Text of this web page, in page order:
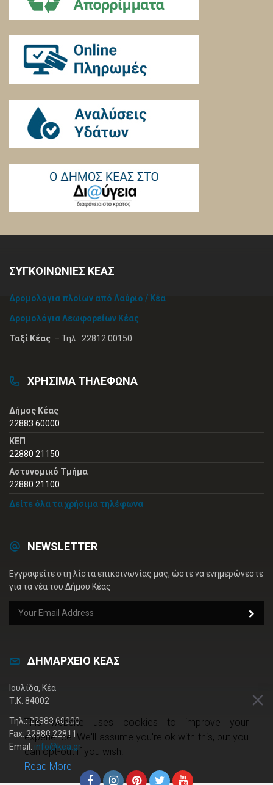
ΣΥΓΚΟΙΝΩΝΙΕΣ ΚΕΑΣ
Δρομολόγια πλοίων από Λαύριο / Κέα
Δρομολόγια Λεωφορείων Κέας
Ταξί Κέας – Τηλ.: 22812 00150
ΧΡΗΣΙΜΑ ΤΗΛΕΦΩΝΑ
Δήμος Κέας
22883 60000
ΚΕΠ
22880 21150
Αστυνομικό Τμήμα
22880 21100
Δείτε όλα τα χρήσιμα τηλέφωνα
NEWSLETTER
Εγγραφείτε στη λίστα επικοινωνίας μας, ώστε να ενημερώνεστε
για τα νέα του Δήμου Κέας
ΔΗΜΑΡΧΕΙΟ ΚΕΑΣ
Ιουλίδα, Κέα
Τ.Κ. 84002
Τηλ.: 22883 60000
Fax: 22880 22811
Email: info@kea.gr
This website uses cookies to improve your
experience. We'll assume you're ok with this, but you
can opt-out if you wish.
Read More